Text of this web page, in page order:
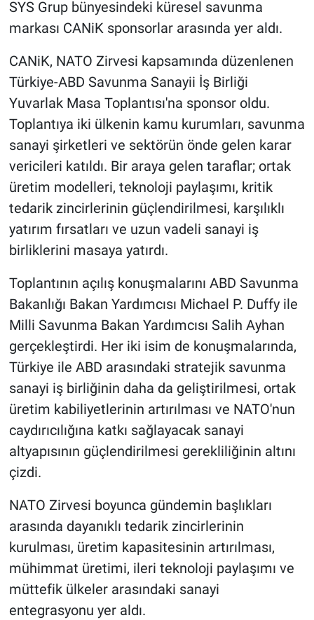
SYS Grup bünyesindeki küresel savunma
markası CANiK sponsorlar arasında yer aldı.
CANiK, NATO Zirvesi kapsamında düzenlenen
Türkiye-ABD Savunma Sanayii İş Birliği
Yuvarlak Masa Toplantısı'na sponsor oldu.
Toplantıya iki ülkenin kamu kurumları, savunma
sanayi şirketleri ve sektörün önde gelen karar
vericileri katıldı. Bir araya gelen taraflar; ortak
üretim modelleri, teknoloji paylaşımı, kritik
tedarik zincirlerinin güçlendirilmesi, karşılıklı
yatırım fırsatları ve uzun vadeli sanayi iş
birliklerini masaya yatırdı.
Toplantının açılış konuşmalarını ABD Savunma
Bakanlığı Bakan Yardımcısı Michael P. Duffy ile
Milli Savunma Bakan Yardımcısı Salih Ayhan
gerçekleştirdi. Her iki isim de konuşmalarında,
Türkiye ile ABD arasındaki stratejik savunma
sanayi iş birliğinin daha da geliştirilmesi, ortak
üretim kabiliyetlerinin artırılması ve NATO'nun
caydırıcılığına katkı sağlayacak sanayi
altyapısının güçlendirilmesi gerekliliğinin altını
çizdi.
NATO Zirvesi boyunca gündemin başlıkları
arasında dayanıklı tedarik zincirlerinin
kurulması, üretim kapasitesinin artırılması,
mühimmat üretimi, ileri teknoloji paylaşımı ve
müttefik ülkeler arasındaki sanayi
entegrasyonu yer aldı.